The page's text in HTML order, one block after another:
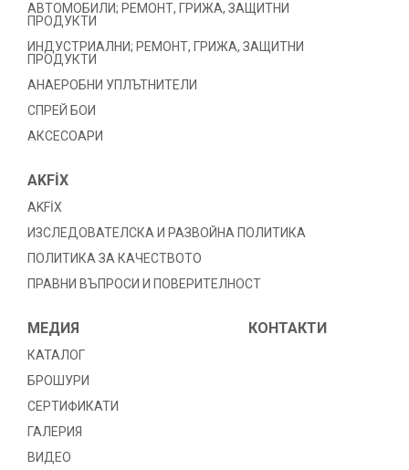
АВТОМОБИЛИ; РЕМОНТ, ГРИЖА, ЗАЩИТНИ
ПРОДУКТИ
ИНДУСТРИАЛНИ; РЕМОНТ, ГРИЖА, ЗАЩИТНИ
ПРОДУКТИ
АНАЕРОБНИ УПЛЪТНИТЕЛИ
СПРЕЙ БОИ
АКСЕСОАРИ
AKFİX
AKFİX
ИЗСЛЕДОВАТЕЛСКА И РАЗВОЙНА ПОЛИТИКА
ПОЛИТИКА ЗА КАЧЕСТВОТО
ПРАВНИ ВЪПРОСИ И ПОВЕРИТЕЛНОСТ
МЕДИЯ
КАТАЛОГ
БРОШУРИ
СЕРТИФИКАТИ
ГАЛЕРИЯ
ВИДЕО
КОНТАКТИ